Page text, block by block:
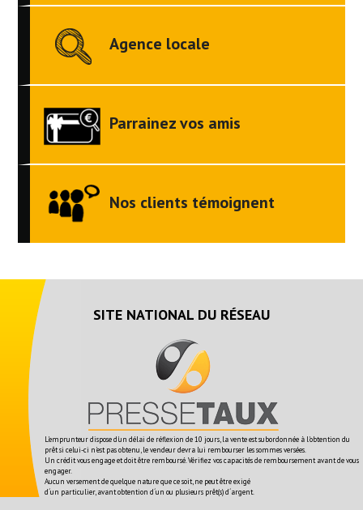
Agence locale
Parrainez vos amis
Nos clients témoignent
SITE NATIONAL DU RÉSEAU
L'emprunteur dispose d'un délai de réflexion de 10 jours, la vente est subordonnée à l'obtention du
prêt si celui-ci n'est pas obtenu, le vendeur devra lui rembourser les sommes versées.
Un crédit vous engage et doit être remboursé. Vérifiez vos capacités de remboursement avant de vous
engager.
Aucun versement de quelque nature que ce soit, ne peut être exigé
d´un particulier, avant obtention d´un ou plusieurs prêt(s) d´argent.